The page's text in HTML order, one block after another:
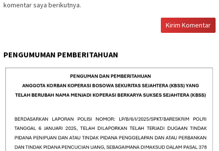
komentar saya berikutnya.
PENGUMUMAN PEMBERITAHUAN